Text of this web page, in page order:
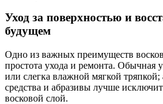
Уход за поверхностью и
будущем
Одно из важных преимуществ
простота ухода и ремонта. Обычная
или слегка влажной мягкой
средства и абразивы лучше
восковой слой.